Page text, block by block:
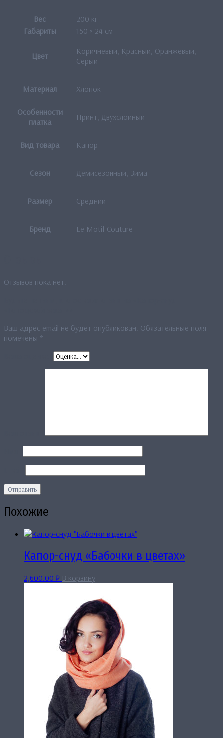
Вес
200 кг
Габариты
150 × 24 см
Цвет
Коричневый, Красный, Оранжевый,
Серый
Материал Хлопок
Особенности
платка
Принт, Двухслойный
Вид товара Капор
Сезон Демисезонный, Зима
Размер Средний
Бренд Le Motif Couture
Отзывов пока нет.
Ваш адрес email не будет опубликован. Обязательные поля
помечены *
Похожие
Капор-снуд «Бабочки в цветах»
2,600.00 ₽ В корзину